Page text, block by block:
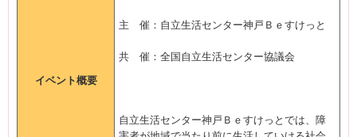
イベント概要
主 催：自立生活センター神戸Ｂｅすけっと
共 催：全国自立生活センター協議会
自立生活センター神戸Ｂｅすけっとでは、障